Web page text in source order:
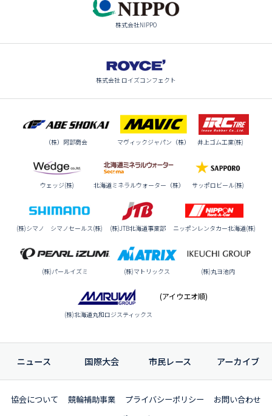
株式会社NIPPO
株式会社 ロイズコンフェクト
（株）阿部商会 マヴィックジャパン（株） 井上ゴム工業(株)
ウェッジ(株) 北海道ミネラルウォーター（株） サッポロビール(株)
(株)シマノ シマノセールス(株) (株)JTB北海道事業部 ニッポンレンタカー北海道(株)
(株)パールイズミ (株)マトリックス (株)丸ヨ池内
(株)北海道丸和ロジスティックス
(アイウエオ順)
ニュース 国際大会 市民レース アーカイブ
協会について 競輪補助事業 プライバシーポリシー
お問い合わせ